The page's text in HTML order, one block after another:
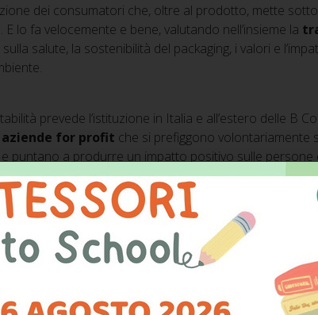
dei consumatori che, oltre al prodotto, mette
lo fa velocemente e bene, valutando nell’insieme la
salute, la sostenibilità del packaging, i valori e
prevede l’istituzione in Italia e all’estero delle B
aziende for profit che si prefiggono volontariamente
e puntano a produrre un impatto positivo sulle persone
scopo di lucro, perseguono anche una o più finalità di
processo facile e lineare: la società deve avere
e trasparenza),
clienti, comunità locale),